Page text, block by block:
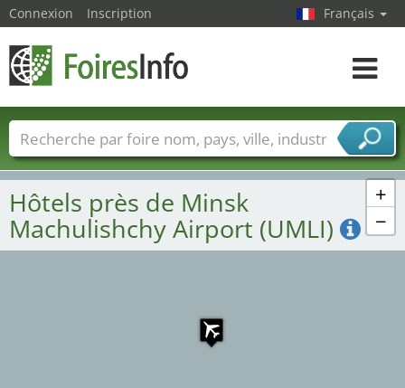
+
−
Hôtels près de Minsk
Machulishchy Airport (UMLI)
Connexion Inscription Français
Toggle
Foire noms Pays Villes
Secteurs de foire
Secteurs du fournisseur de services